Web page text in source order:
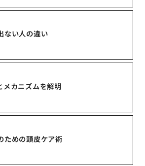
ない人の違い
メカニズムを解明
ための頭皮ケア術